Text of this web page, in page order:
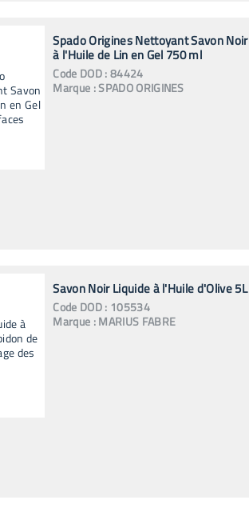
Spado Origines Nettoyant Savon Noir
à l'Huile de Lin en Gel 750 ml
Code DOD:84424
Marque :SPADO ORIGINES
Savon Noir Liquide à l'Huile d'Olive 5L
Code DOD: 105534
Marque :MARIUS FABRE